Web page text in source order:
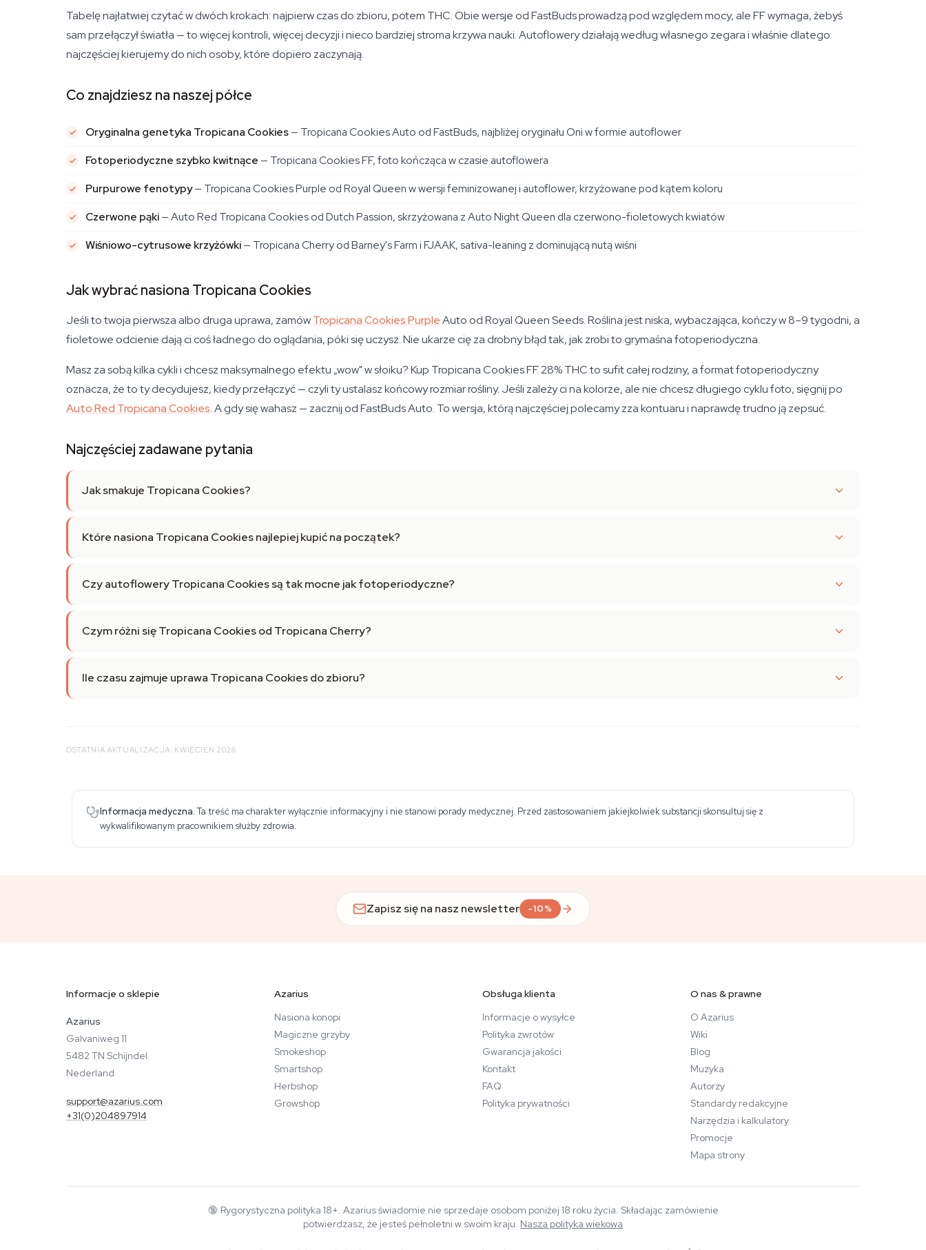
Tabelę najłatwiej czytać w dwóch krokach: najpierw czas do zbioru, potem THC. Obie wersje od FastBuds prowadzą pod względem mocy, ale FF wymaga, żebyś
sam przełączył światła — to więcej kontroli, więcej decyzji i nieco bardziej stroma krzywa nauki. Autoflowery działają według własnego zegara i właśnie dlatego
najczęściej kierujemy do nich osoby, które dopiero zaczynają.
Co znajdziesz na naszej półce
Oryginalna genetyka Tropicana Cookies— Tropicana Cookies Auto od FastBuds, najbliżej oryginału Oni w formie autoflower
Fotoperiodyczne szybko kwitnące — Tropicana Cookies FF, foto kończąca w czasie autoflowera
Purpurowe fenotypy— Tropicana Cookies Purple od Royal Queen w wersji feminizowanej i autoflower, krzyżowane pod kątem koloru
Czerwone pąki— Auto Red Tropicana Cookies od Dutch Passion, skrzyżowana z Auto Night Queen dla czerwono-fioletowych kwiatów
Wiśniowo-cytrusowe krzyżówki— Tropicana Cherry od Barney's Farm i FJAAK, sativa-leaning z dominującą nutą wiśni
Jak wybrać nasiona Tropicana Cookies
Jeśli to twoja pierwsza albo druga uprawa, zamówTropicana Cookies PurpleAuto od Royal Queen Seeds. Roślina jest niska, wybaczająca, kończy w 8–9 tygodni, a
fioletowe odcienie dają ci coś ładnego do oglądania, póki się uczysz. Nie ukarze cię za drobny błąd tak, jak zrobi to grymaśna fotoperiodyczna.
Masz za sobą kilka cykli i chcesz maksymalnego efektu „wow" w słoiku? Kup Tropicana Cookies FF. 28% THC to sufit całej rodziny, a format fotoperiodyczny
oznacza, że to ty decydujesz, kiedy przełączyć — czyli ty ustalasz końcowy rozmiar rośliny. Jeśli zależy ci na kolorze, ale nie chcesz długiego cyklu foto, sięgnij po
Auto Red Tropicana Cookies. A gdy się wahasz — zacznij od FastBuds Auto. To wersja, którą najczęściej polecamy zza kontuaru i naprawdę trudno ją zepsuć.
Najczęściej zadawane pytania
Jak smakuje Tropicana Cookies?
Które nasiona Tropicana Cookies najlepiej kupić na początek?
Czy autoflowery Tropicana Cookies są tak mocne jak fotoperiodyczne?
Czym różni się Tropicana Cookies od Tropicana Cherry?
Ile czasu zajmuje uprawa Tropicana Cookies do zbioru?
OSTATNIA AKTUALIZACJA: KWIECIEŃ 2026
Informacja medyczna. Ta treść ma charakter wyłącznie informacyjny i nie stanowi porady medycznej. Przed zastosowaniem jakiejkolwiek substancji skonsultuj się z
wykwalifikowanym pracownikiem służby zdrowia.
Zapisz się na nasz newsletter -10%
Informacje o sklepie
Azarius
Galvaniweg 11
5482 TN Schijndel
Nederland
support@azarius.com
+31(0)204897914
Azarius
Nasiona konopi
Magiczne grzyby
Smokeshop
Smartshop
Herbshop
Growshop
Obsługa klienta
Informacje o wysyłce
Polityka zwrotów
Gwarancja jakości
Kontakt
FAQ
Polityka prywatności
O nas & prawne
O Azarius
Wiki
Blog
Muzyka
Autorzy
Standardy redakcyjne
Narzędzia i kalkulatory
Promocje
Mapa strony
🔞 Rygorystyczna polityka 18+. Azarius świadomie nie sprzedaje osobom poniżej 18 roku życia. Składając zamówienie
potwierdzasz, że jesteś pełnoletni w swoim kraju. Nasza polityka wiekowa